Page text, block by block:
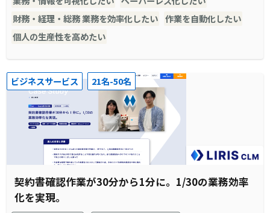
財務・経理・総務 業務を効率化したい 作業を自動化したい
個人の生産性を高めたい
ビジネスサービス 21名-50名
契約書確認作業が30分から1分に。1/30の業務効率
化を実現。